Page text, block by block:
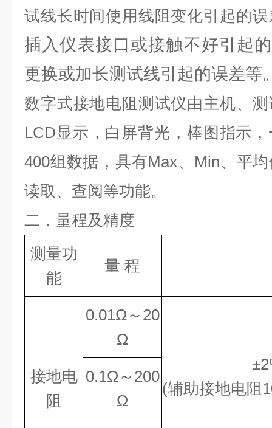
试线长时间使用线阻变化引起的
插入仪表接口或接触不好引起
更换或加长测试线引起的误差等
数字式接地电阻测试仪由主机、
LCD显示，白屏背光，棒图指示
400组数据，具有Max、Min、平
读取、查阅等功能。
二．量程及精度
测量功
能
量 程
接地电
阻
0.01Ω～20
Ω
(辅助接地电阻
0.1Ω～200
Ω